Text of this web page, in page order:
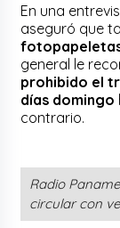
En una
aseguró que
general le
prohibido el
días domingo
contrario.
Radio
circular con